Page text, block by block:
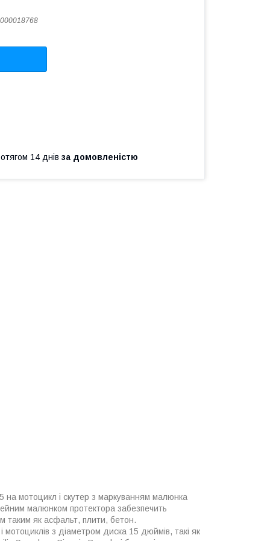
14 днів за домовленістю
на мотоцикл і скутер з маркуванням малюнка
малюнком протектора забезпечить
таким як асфальт, плити, бетон.
і мотоциклів з діаметром диска 15 дюймів, такі як